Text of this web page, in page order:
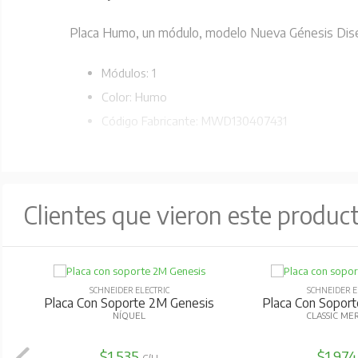
Placa Humo, un módulo, modelo Nueva Génesis
Módulos: 1
Color: Humo
Código Fabricante: MWD130407431
Clientes que vieron este
SCHNEIDER ELECTRIC
Placa Con Soporte 2M Genesis
NÍQUEL
SCHNEIDER
Placa Con
CLASSIC